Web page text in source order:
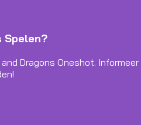
Spelen?
Dragons Oneshot. Informeer